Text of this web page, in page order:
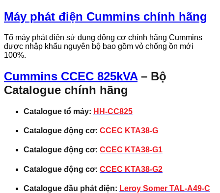
Máy phát điện Cummins chính hãng
Tổ máy phát điện sử dụng động cơ chính hãng Cummins
được nhập khẩu nguyên bộ bao gồm vỏ chống ồn mới
100%.
Cummins CCEC 825kVA– Bộ
Catalogue chính hãng
Catalogue tổ máy: HH-CC825
Catalogue động cơ: CCEC KTA38-G
Catalogue động cơ: CCEC KTA38-G1
Catalogue động cơ: CCEC KTA38-G2
Catalogue đầu phát điện: Leroy Somer TAL-A49-C